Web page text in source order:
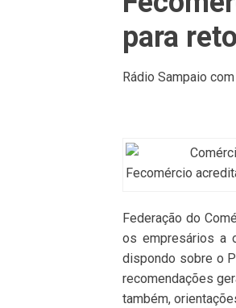
para
Rádio Sampaio
Fecomércio
Federação do
os empresários a
dispondo sobre o
recomendações
também,